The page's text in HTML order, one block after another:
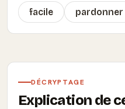
facile pardonner
DÉCRYPTAGE
Explication de